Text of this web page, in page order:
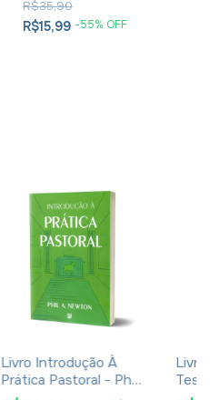
R$15,99 -55% OFF
R$35,90
Livro Introdução À
Prática Pastoral - Phil
Livro